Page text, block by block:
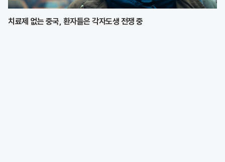
치료제 없는 중국, 환자들은 각자도생 전쟁 중